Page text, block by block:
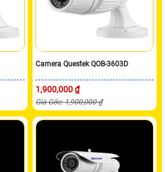
Camera Questek QOB-3603D
1,900,000 ₫
Giá Gốc: 1,900,000 ₫